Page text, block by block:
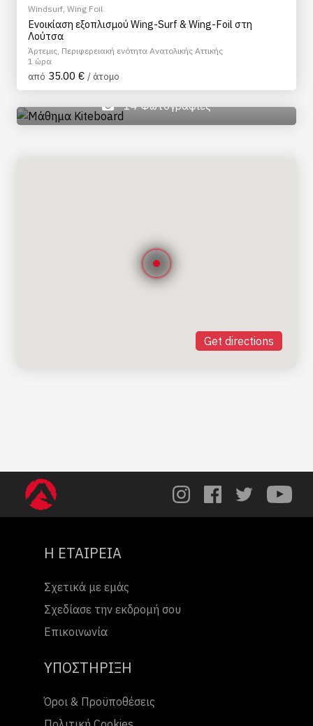
Windsurf, Wing Foil
Ενοικίαση εξοπλισμού Wing-Surf & Wing-Foil στη
Λούτσα
Άρτεμις, Περιφερειακή ενότητα Ανατολικής Αττικής
1 ώρα
από 35.00 € / άτομο
14 Φωτογραφίες
Get directions
Η ΕΤΑΙΡΕΙΑ
Σχετικά με εμάς
Σχεδίασε την εκδρομή σου
Επικοινωνία
ΥΠΟΣΤΗΡΙΞΗ
Όροι & Προϋποθέσεις